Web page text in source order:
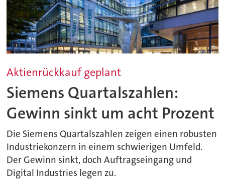
Aktienrückkauf geplant
Siemens Quartalszahlen:
Gewinn sinkt um acht Prozent
Die Siemens Quartalszahlen zeigen einen robusten
Industriekonzern in einem schwierigen Umfeld.
Der Gewinn sinkt, doch Auftragseingang und
Digital Industries legen zu.